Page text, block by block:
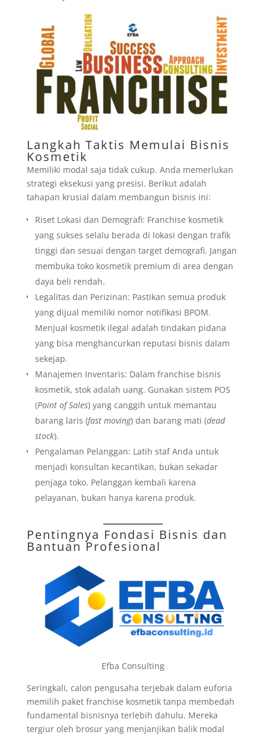
Langkah Taktis Memulai Bisnis
Kosmetik
Memiliki modal saja tidak cukup. Anda memerlukan
strategi eksekusi yang presisi. Berikut adalah
tahapan krusial dalam membangun bisnis ini:
Riset Lokasi dan Demografi: Franchise kosmetik
yang sukses selalu berada di lokasi dengan trafik
tinggi dan sesuai dengan target demografi. Jangan
membuka toko kosmetik premium di area dengan
daya beli rendah.
Legalitas dan Perizinan: Pastikan semua produk
yang dijual memiliki nomor notifikasi BPOM.
Menjual kosmetik ilegal adalah tindakan pidana
yang bisa menghancurkan reputasi bisnis dalam
sekejap.
Manajemen Inventaris: Dalam franchise bisnis
kosmetik, stok adalah uang. Gunakan sistem POS
(Point of Sales) yang canggih untuk memantau
barang laris (fast moving) dan barang mati (dead
stock).
Pengalaman Pelanggan: Latih staf Anda untuk
menjadi konsultan kecantikan, bukan sekadar
penjaga toko. Pelanggan kembali karena
pelayanan, bukan hanya karena produk.
Pentingnya Fondasi Bisnis dan
Bantuan Profesional
Efba Consulting
Seringkali, calon pengusaha terjebak dalam euforia
memilih paket franchise kosmetik tanpa membedah
fundamental bisnisnya terlebih dahulu. Mereka
tergiur oleh brosur yang menjanjikan balik modal